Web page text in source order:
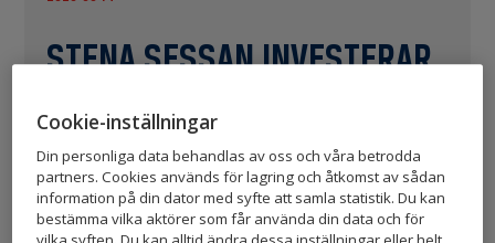
STENA SESSAN INVESTERAR
I EXEGER
Stena Sessan har under det första
kvartalet 2020 investerat i det svenska
Cookie-inställningar
Din personliga data behandlas av oss och våra betrodda
partners. Cookies används för lagring och åtkomst av sådan
information på din dator med syfte att samla statistik. Du kan
bestämma vilka aktörer som får använda din data och för